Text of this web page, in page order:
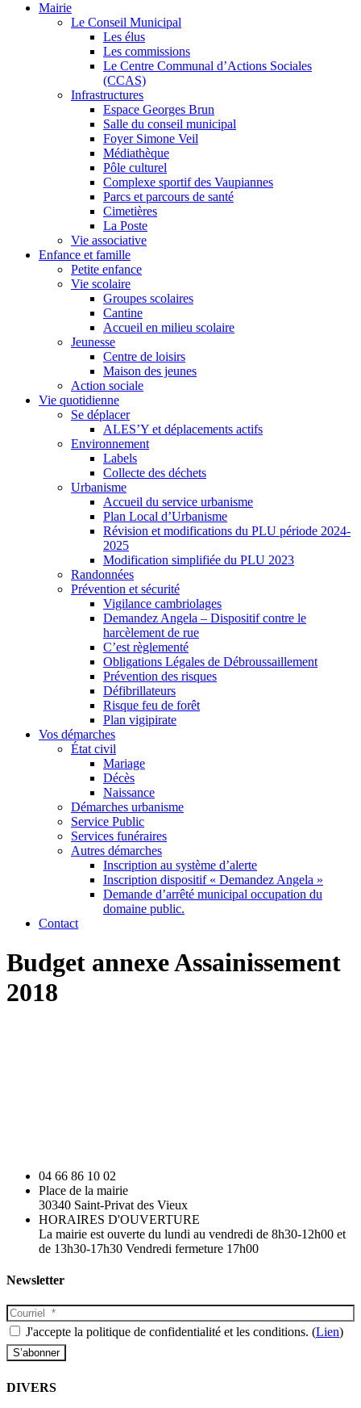
Mairie
Le Conseil Municipal
Les élus
Les commissions
Le Centre Communal d’Actions Sociales
(CCAS)
Infrastructures
Espace Georges Brun
Salle du conseil municipal
Foyer Simone Veil
Médiathèque
Pôle culturel
Complexe sportif des Vaupiannes
Parcs et parcours de santé
Cimetières
La Poste
Vie associative
Enfance et famille
Petite enfance
Vie scolaire
Groupes scolaires
Cantine
Accueil en milieu scolaire
Jeunesse
Centre de loisirs
Maison des jeunes
Action sociale
Vie quotidienne
Se déplacer
ALES’Y et déplacements actifs
Environnement
Labels
Collecte des déchets
Urbanisme
Accueil du service urbanisme
Plan Local d’Urbanisme
Révision et modifications du PLU période 2024-
2025
Modification simplifiée du PLU 2023
Randonnées
Prévention et sécurité
Vigilance cambriolages
Demandez Angela – Dispositif contre le
harcèlement de rue
C’est règlementé
Obligations Légales de Débroussaillement
Prévention des risques
Défibrillateurs
Risque feu de forêt
Plan vigipirate
Vos démarches
État civil
Mariage
Décès
Naissance
Démarches urbanisme
Service Public
Services funéraires
Autres démarches
Inscription au système d’alerte
Inscription dispositif « Demandez Angela »
Demande d’arrêté municipal occupation du
domaine public.
Contact
Budget annexe Assainissement
2018
04 66 86 10 02
Place de la mairie
30340 Saint-Privat des Vieux
HORAIRES D'OUVERTURE
La mairie est ouverte du lundi au vendredi de 8h30-12h00 et
de 13h30-17h30 Vendredi fermeture 17h00
Newsletter
J'accepte la politique de confidentialité et les conditions. (Lien)
DIVERS